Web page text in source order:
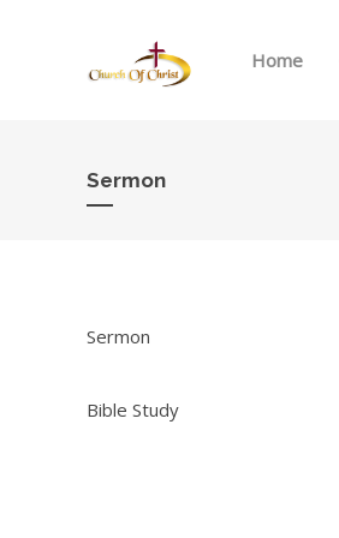
Home
Sermon
Sermon
Bible Study